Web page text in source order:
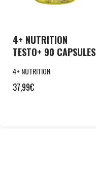
4+ NUTRITION
TESTO+ 90 CAPSULES
4+ NUTRITION
37,99€